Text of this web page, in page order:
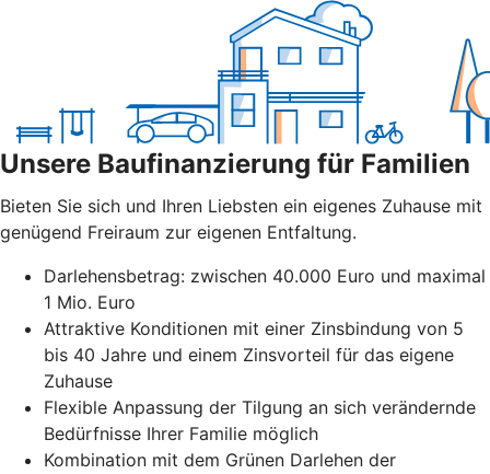
Unsere Baufinanzierung für Familien
Bieten Sie sich und Ihren Liebsten ein eigenes Zuhause mit
genügend Freiraum zur eigenen Entfaltung.
Darlehensbetrag: zwischen 40.000 Euro und maximal
1 Mio. Euro
Attraktive Konditionen mit einer Zinsbindung von 5
bis 40 Jahre und einem Zinsvorteil für das eigene
Zuhause
Flexible Anpassung der Tilgung an sich verändernde
Bedürfnisse Ihrer Familie möglich
Kombination mit dem Grünen Darlehen der